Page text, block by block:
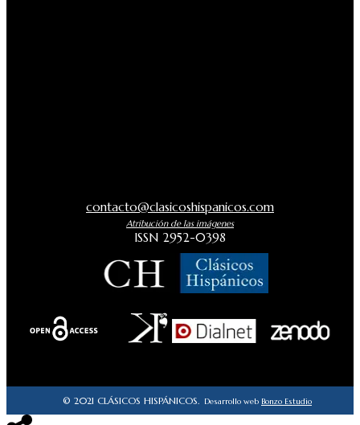
contacto@clasicoshispanicos.com
Atribución de las imágenes
ISSN 2952-0398
© 2021 CLÁSICOS HISPÁNICOS. Desarrollo web Bonzo Estudio